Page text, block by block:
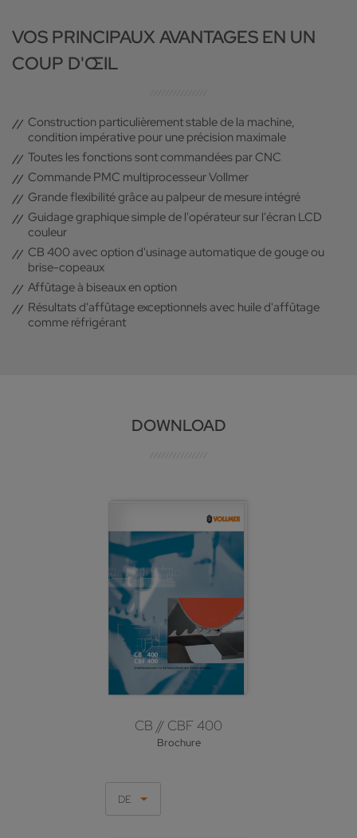
VOS PRINCIPAUX AVANTAGES EN UN
COUP D'ŒIL
Construction particulièrement stable de la machine,
condition impérative pour une précision maximale
Toutes les fonctions sont commandées par CNC
Commande PMC multiprocesseur Vollmer
Grande flexibilité grâce au palpeur de mesure intégré
Guidage graphique simple de l'opérateur sur l'écran LCD
couleur
CB 400 avec option d'usinage automatique de gouge ou
brise-copeaux
Affûtage à biseaux en option
Résultats d'affûtage exceptionnels avec huile d'affûtage
comme réfrigérant
DOWNLOAD
CB // CBF 400
Brochure
DE